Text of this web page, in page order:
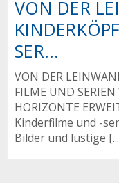
VON DER
SER...
VON DER
FILME UND
HORIZONTE
Kinderfilme und -
Bilder und lustige